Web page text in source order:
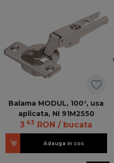
Balama MODUL, 100°, usa
aplicata, NI 91M2550
3 43 RON / bucata
Adauga in cos